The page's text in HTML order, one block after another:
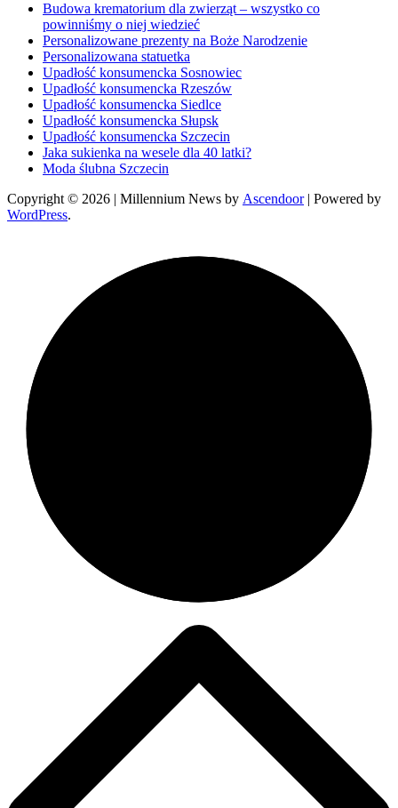
Budowa krematorium dla zwierząt – wszystko co
powinniśmy o niej wiedzieć
Personalizowane prezenty na Boże Narodzenie
Personalizowana statuetka
Upadłość konsumencka Sosnowiec
Upadłość konsumencka Rzeszów
Upadłość konsumencka Siedlce
Upadłość konsumencka Słupsk
Upadłość konsumencka Szczecin
Jaka sukienka na wesele dla 40 latki?
Moda ślubna Szczecin
Copyright © 2026 | Millennium News by Ascendoor| Powered by
WordPress.